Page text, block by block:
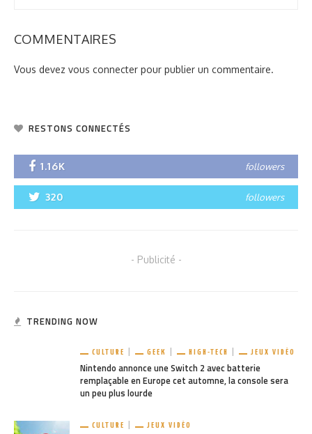
COMMENTAIRES
Vous devez vous connecter pour publier un commentaire.
RESTONS CONNECTÉS
1.16K followers
320 followers
- Publicité -
TRENDING NOW
CULTURE GEEK HIGH-TECH JEUX VIDÉO
Nintendo annonce une Switch 2 avec batterie
remplaçable en Europe cet automne, la console sera
un peu plus lourde
CULTURE JEUX VIDÉO